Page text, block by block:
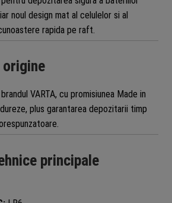
noul design mat al celulelor si al
rapida pe raft.
VARTA, cu promisiunea Made in
plus garantarea depozitarii timp
principale